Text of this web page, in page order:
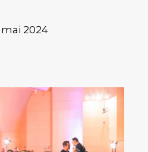
2024